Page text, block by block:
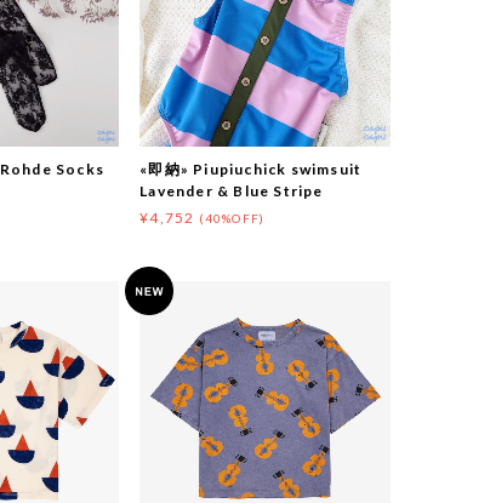
Socks
«即納» Piupiuchick swimsuit
Lavender & Blue Stripe
¥4,752 (40%OFF)